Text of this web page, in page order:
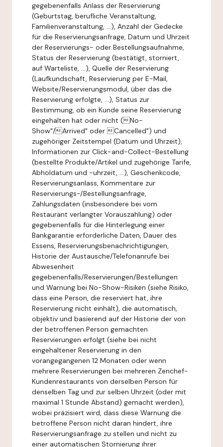
gegebenenfalls Anlass der Reservierung
(Geburtstag, berufliche Veranstaltung,
Familienveranstaltung, ...), Anzahl der Gedecke
für die Reservierungsanfrage, Datum und Uhrzeit
der Reservierungs- oder Bestellungsaufnahme,
Status der Reservierung (bestätigt, storniert,
auf Warteliste, ...), Quelle der Reservierung
(Laufkundschaft, Reservierung per E-Mail,
Website/Reservierungsmodul, über das die
Reservierung erfolgte, ...), Status zur
Bestimmung, ob ein Kunde seine Reservierung
eingehalten hat oder nicht (No-
Show"/Arrived" oder Cancelled") und
zugehöriger Zeitstempel (Datum und Uhrzeit),
Informationen zur Click-and-Collect-Bestellung
(bestellte Produkte/Artikel und zugehörige Tarife,
Abholdatum und -uhrzeit, ...), Geschenkcode,
Reservierungsanlass, Kommentare zur
Reservierungs-/Bestellungsanfrage,
Zahlungsdaten (insbesondere bei vom
Restaurant verlangter Vorauszahlung) oder
gegebenenfalls für die Hinterlegung einer
Bankgarantie erforderliche Daten, Dauer des
Essens, Reservierungsbenachrichtigungen,
Historie der Austausche/Telefonanrufe bei
Abwesenheit
gegebenenfalls/Reservierungen/Bestellungen
und Warnung bei No-Show-Risiken (siehe Risiko,
dass eine Person, die reserviert hat, ihre
Reservierung nicht einhält), die automatisch,
objektiv und basierend auf der Historie der von
der betroffenen Person gemachten
Reservierungen erfolgt (siehe bei nicht
eingehaltener Reservierung in den
vorangegangenen 12 Monaten oder wenn
mehrere Reservierungen bei mehreren Zenchef-
Kundenrestaurants von derselben Person für
denselben Tag und zur selben Uhrzeit (oder mit
maximal 1 Stunde Abstand) gemacht werden),
wobei präzisiert wird, dass diese Warnung die
betroffene Person nicht daran hindert, ihre
Reservierungsanfrage zu stellen und nicht zu
einer automatischen Stornierung ihrer